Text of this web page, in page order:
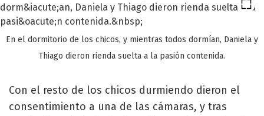
En el dormitorio de los chicos, y mientras todos dormían, Daniela y
Thiago dieron rienda suelta a la pasión contenida.
Con el resto de los chicos durmiendo dieron el
consentimiento a una de las cámaras, y tras